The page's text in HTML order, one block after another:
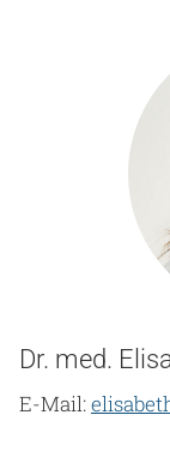
Dr. med.
E-Mail: